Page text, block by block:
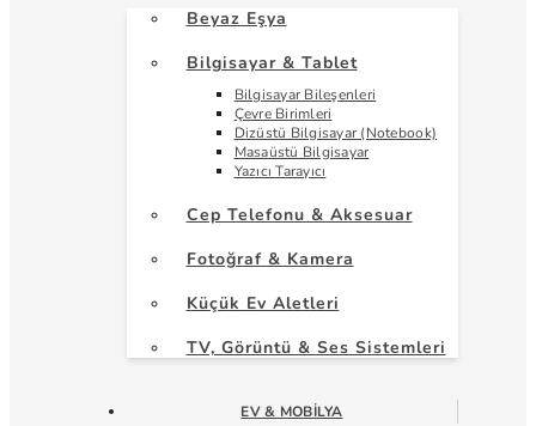
Beyaz Eşya
Bilgisayar & Tablet
Bilgisayar Bileşenleri
Çevre Birimleri
Dizüstü Bilgisayar (Notebook)
Masaüstü Bilgisayar
Yazıcı Tarayıcı
Cep Telefonu & Aksesuar
Fotoğraf & Kamera
Küçük Ev Aletleri
TV, Görüntü & Ses Sistemleri
EV & MOBILYA